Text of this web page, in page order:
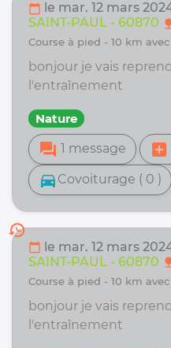
calendar_today le mar. 12 mars
SAINT-PAUL - 60870
course à pied - 10 km
bonjour je vais
l'entraînement
Nature
forum 1 message add_box
directions_car Covoiturage ( 0 )
history
calendar_today le mar. 12 mars
SAINT-PAUL - 60870
course à pied - 10 km
bonjour je vais
l'entraînement